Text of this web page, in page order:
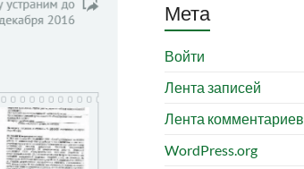
Мета
Войти
Лента записей
Лента комментариев
WordPress.org